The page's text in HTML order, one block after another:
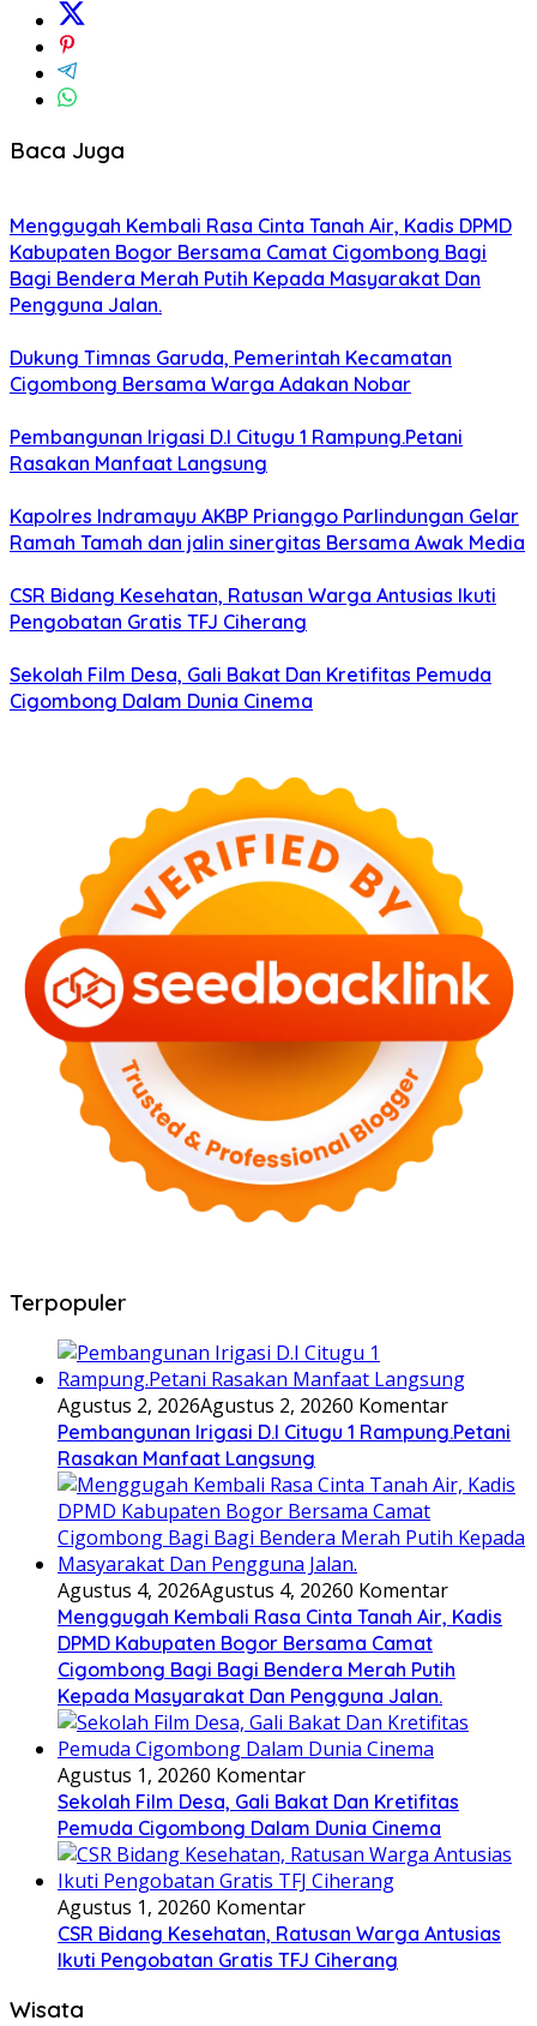
Baca Juga
Menggugah Kembali Rasa Cinta Tanah Air, Kadis DPMD
Kabupaten Bogor Bersama Camat Cigombong Bagi
Bagi Bendera Merah Putih Kepada Masyarakat Dan
Pengguna Jalan.
Dukung Timnas Garuda, Pemerintah Kecamatan
Cigombong Bersama Warga Adakan Nobar
Pembangunan Irigasi D.I Citugu 1 Rampung.Petani
Rasakan Manfaat Langsung
Kapolres Indramayu AKBP Prianggo Parlindungan Gelar
Ramah Tamah dan jalin sinergitas Bersama Awak Media
CSR Bidang Kesehatan, Ratusan Warga Antusias Ikuti
Pengobatan Gratis TFJ Ciherang
Sekolah Film Desa, Gali Bakat Dan Kretifitas Pemuda
Cigombong Dalam Dunia Cinema
Terpopuler
Agustus 2, 2026Agustus 2, 20260 Komentar
Pembangunan Irigasi D.I Citugu 1 Rampung.Petani
Rasakan Manfaat Langsung
Agustus 4, 2026Agustus 4, 20260 Komentar
Menggugah Kembali Rasa Cinta Tanah Air, Kadis
DPMD Kabupaten Bogor Bersama Camat
Cigombong Bagi Bagi Bendera Merah Putih
Kepada Masyarakat Dan Pengguna Jalan.
Agustus 1, 20260 Komentar
Sekolah Film Desa, Gali Bakat Dan Kretifitas
Pemuda Cigombong Dalam Dunia Cinema
Agustus 1, 20260 Komentar
CSR Bidang Kesehatan, Ratusan Warga Antusias
Ikuti Pengobatan Gratis TFJ Ciherang
Wisata